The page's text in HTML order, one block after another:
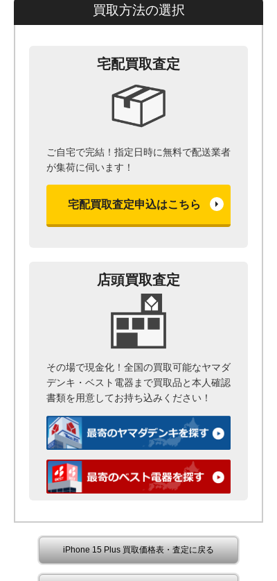
買取方法の選択
宅配買取査定
ご自宅で完結！指定日時に無料で配送業者
が集荷に伺います！
宅配買取査定申込はこちら
店頭買取査定
その場で現金化！全国の買取可能なヤマダ
デンキ・ベスト電器まで買取品と本人確認
書類を用意してお持ち込みください！
iPhone 15 Plus 買取価格表・査定に戻る